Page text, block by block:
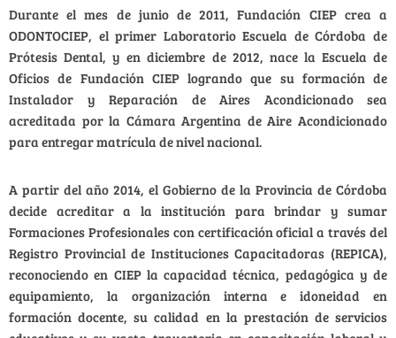
Durante el mes de junio de 2011, Fundación CIEP crea a
ODONTOCIEP, el primer Laboratorio Escuela de Córdoba de
Prótesis Dental, y en diciembre de 2012, nace la Escuela de
Oficios de Fundación CIEP logrando que su formación de
Instalador y Reparación de Aires Acondicionado sea
acreditada por la Cámara Argentina de Aire Acondicionado
para entregar matrícula de nivel nacional.
A partir del año 2014, el Gobierno de la Provincia de Córdoba
decide acreditar a la institución para brindar y sumar
Formaciones Profesionales con certificación oficial a través del
Registro Provincial de Instituciones Capacitadoras (REPICA),
reconociendo en CIEP la capacidad técnica, pedagógica y de
equipamiento, la organización interna e idoneidad en
formación docente, su calidad en la prestación de servicios